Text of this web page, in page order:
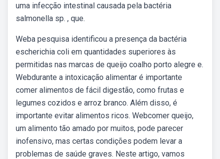
uma infecção intestinal causada pela bactéria
salmonella sp. , que.
Weba pesquisa identificou a presença da bactéria
escherichia coli em quantidades superiores às
permitidas nas marcas de queijo coalho porto alegre e.
Webdurante a intoxicação alimentar é importante
comer alimentos de fácil digestão, como frutas e
legumes cozidos e arroz branco. Além disso, é
importante evitar alimentos ricos. Webcomer queijo,
um alimento tão amado por muitos, pode parecer
inofensivo, mas certas condições podem levar a
problemas de saúde graves. Neste artigo, vamos